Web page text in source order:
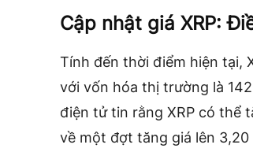
Cập nhật giá XRP:
Tính đến thời điểm hiện tại,
với vốn hóa thị trường là
điện tử tin rằng XRP có thể
về một đợt tăng giá lên 3,20